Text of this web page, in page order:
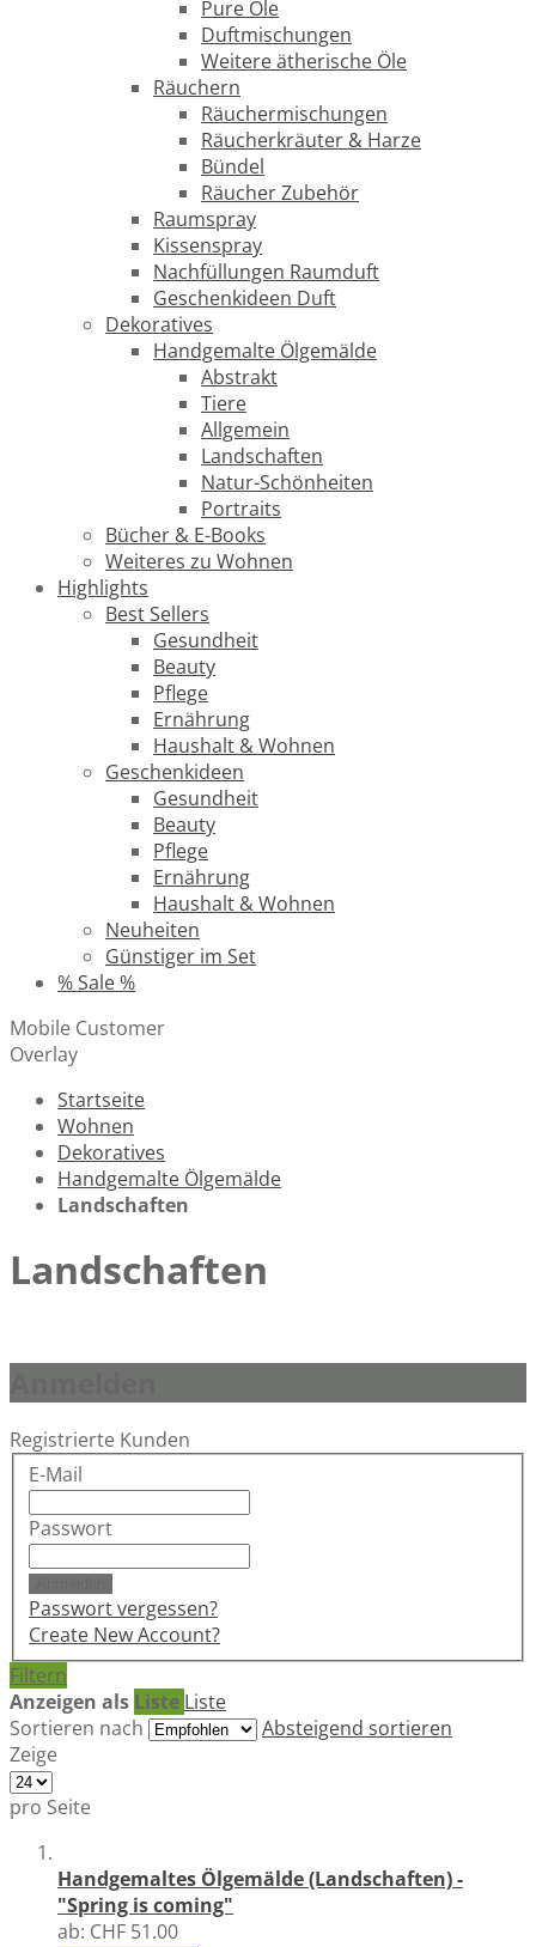
Pure Öle
Duftmischungen
Weitere ätherische Öle
Räuchern
Räuchermischungen
Räucherkräuter & Harze
Bündel
Räucher Zubehör
Raumspray
Kissenspray
Nachfüllungen Raumduft
Geschenkideen Duft
Dekoratives
Handgemalte Ölgemälde
Abstrakt
Tiere
Allgemein
Landschaften
Natur-Schönheiten
Portraits
Bücher & E-Books
Weiteres zu Wohnen
Highlights
Best Sellers
Gesundheit
Beauty
Pflege
Ernährung
Haushalt & Wohnen
Geschenkideen
Gesundheit
Beauty
Pflege
Ernährung
Haushalt & Wohnen
Neuheiten
Günstiger im Set
% Sale %
Mobile Customer
Overlay
Startseite
Wohnen
Dekoratives
Handgemalte Ölgemälde
Landschaften
Landschaften
Registrierte Kunden
E-Mail
Passwort
Passwort vergessen?
Create New Account?
Filtern
Anzeigen als Liste Liste
Sortieren nach
Absteigend sortieren
Zeige
pro Seite
Handgemaltes Ölgemälde (Landschaften) -
"Spring is coming"
ab: CHF 51.00